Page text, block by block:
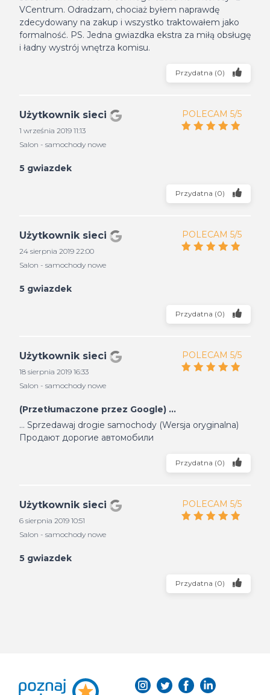
VCentrum. Odradzam, chociaż byłem naprawdę
zdecydowany na zakup i wszystko traktowałem jako
formalność. PS. Jedna gwiazdka ekstra za miłą obsługę
i ładny wystrój wnętrza komisu.
Przydatna (0)
Użytkownik sieci
1 września 2019 11:13
Salon - samochody nowe
POLECAM 5/5
5 gwiazdek
Przydatna (0)
Użytkownik sieci
24 sierpnia 2019 22:00
Salon - samochody nowe
POLECAM 5/5
5 gwiazdek
Przydatna (0)
Użytkownik sieci
18 sierpnia 2019 16:33
Salon - samochody nowe
POLECAM 5/5
(Przetłumaczone przez Google) ...
... Sprzedawaj drogie samochody (Wersja oryginalna)
Продают дорогие автомобили
Przydatna (0)
Użytkownik sieci
6 sierpnia 2019 10:51
Salon - samochody nowe
POLECAM 5/5
5 gwiazdek
Przydatna (0)